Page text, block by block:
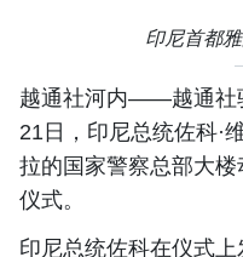
印尼首都
越通社河内——越通社
21日，印尼总统佐科·
拉的国家警察总部大
仪式。
印尼总统佐科在仪式